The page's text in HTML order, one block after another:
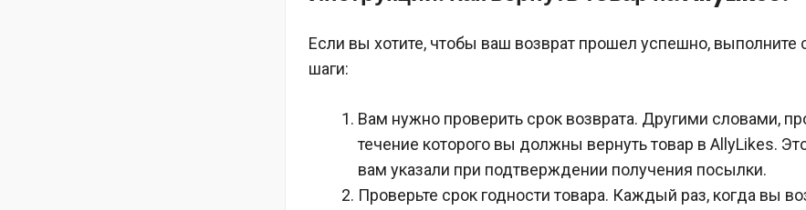
Если вы хотите, чтобы ваш возврат прошел успешно,
шаги:
Вам нужно проверить срок возврата. Другими словами,
течение которого вы должны вернуть товар в AllyLikes.
вам указали при подтверждении получения посылки.
Проверьте срок годности товара. Каждый раз, когда вы